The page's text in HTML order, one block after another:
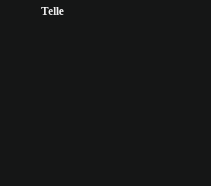
Telle